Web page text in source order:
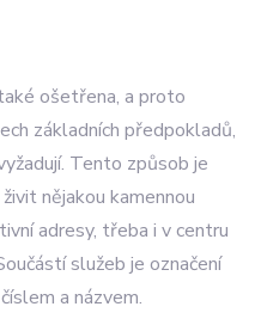
ošetřena, a proto
základních předpokladů,
Tento způsob je
nějakou kamennou
adresy, třeba i v centru
služeb je označení
a názvem.